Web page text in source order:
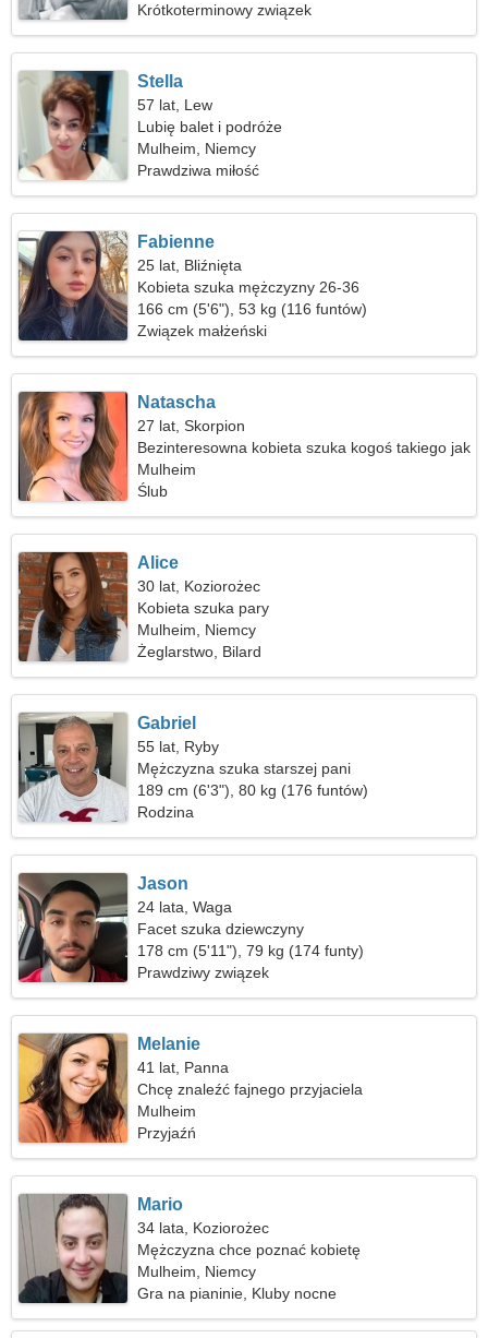
Krótkoterminowy związek
Stella
57 lat, Lew
Lubię balet i podróże
Mulheim, Niemcy
Prawdziwa miłość
Fabienne
25 lat, Bliźnięta
Kobieta szuka mężczyzny 26-36
166 cm (5'6"), 53 kg (116 funtów)
Związek małżeński
Natascha
27 lat, Skorpion
Bezinteresowna kobieta szuka kogoś takiego jak
ty
Mulheim
Ślub
Alice
30 lat, Koziorożec
Kobieta szuka pary
Mulheim, Niemcy
Żeglarstwo, Bilard
Gabriel
55 lat, Ryby
Mężczyzna szuka starszej pani
189 cm (6'3"), 80 kg (176 funtów)
Rodzina
Jason
24 lata, Waga
Facet szuka dziewczyny
178 cm (5'11"), 79 kg (174 funty)
Prawdziwy związek
Melanie
41 lat, Panna
Chcę znaleźć fajnego przyjaciela
Mulheim
Przyjaźń
Mario
34 lata, Koziorożec
Mężczyzna chce poznać kobietę
Mulheim, Niemcy
Gra na pianinie, Kluby nocne